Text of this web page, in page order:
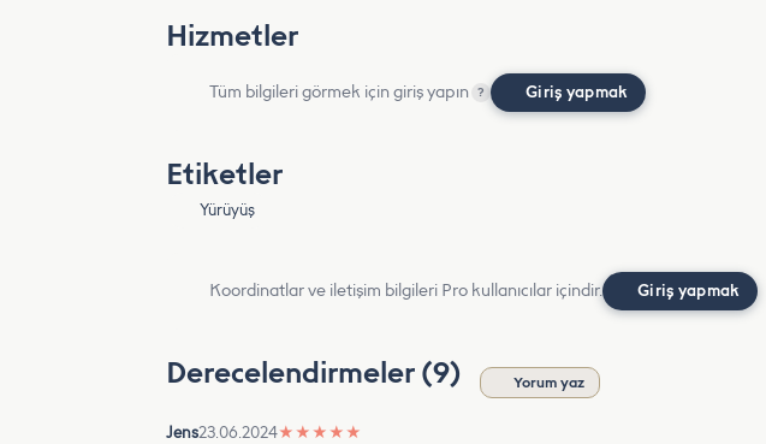
Hizmetler
Tüm bilgileri görmek için giriş yapın ? Giriş yapmak
Etiketler
Yürüyüş
Koordinatlar ve iletişim bilgileri Pro kullanıcılar içindir. Giriş yapmak
Derecelendirmeler (9) Yorum yaz
Jens23.06.2024★ ★ ★ ★ ★